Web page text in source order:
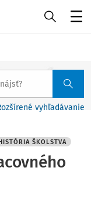
vyhľadávanie
ŠKOLSTVA